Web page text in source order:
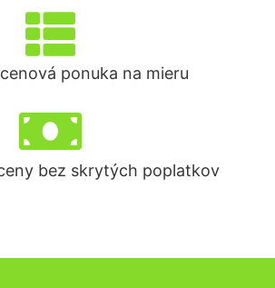
ponuka na mieru
bez skrytých poplatkov